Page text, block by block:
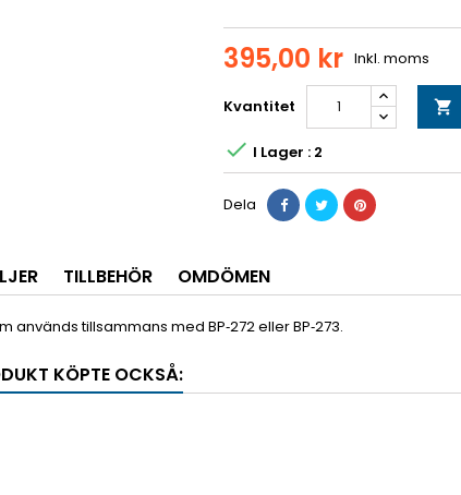
395,00 kr Inkl. moms
Kvantitet 
 I Lager : 2
Dela
TILLBEHÖR OMDÖMEN
används tillsammans med BP‑272 eller BP‑273.
KÖPTE OCKSÅ: